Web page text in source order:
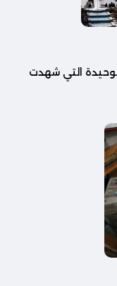
التي شهدت